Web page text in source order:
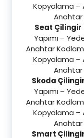
Kopyalama –
Anahtar
Seat Çilingir
Yapımı –
Anahtar
Kopyalama –
Anahtar
Skoda Çilingir
Yapımı –
Anahtar
Kopyalama –
Anahtar
Smart Çilingir